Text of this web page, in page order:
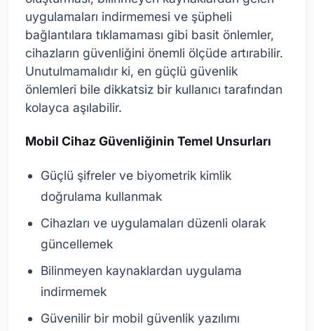
uygulamaları indirmemesi ve şüpheli
bağlantılara tıklamaması gibi basit önlemler,
cihazların güvenliğini önemli ölçüde artırabilir.
Unutulmamalıdır ki, en güçlü güvenlik
önlemleri bile dikkatsiz bir kullanıcı tarafından
kolayca aşılabilir.
Mobil Cihaz Güvenliğinin Temel Unsurları
Güçlü şifreler ve biyometrik kimlik
doğrulama kullanmak
Cihazları ve uygulamaları düzenli olarak
güncellemek
Bilinmeyen kaynaklardan uygulama
indirmemek
Güvenilir bir mobil güvenlik yazılımı